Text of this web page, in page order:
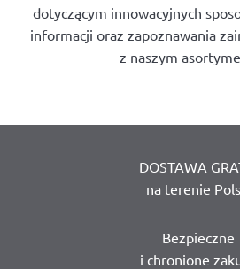
dotyczącym innowacyjnych
informacji oraz zapoznawania
z naszym
DOSTAWA
na terenie
Bezpieczne
i chronione